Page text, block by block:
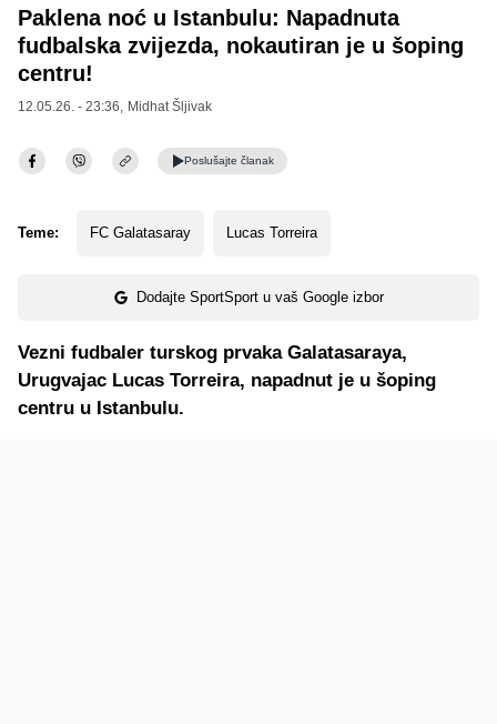
Paklena noć u Istanbulu: Napadnuta
fudbalska zvijezda, nokautiran je u šoping
centru!
12.05.26. - 23:36, Midhat Šljivak
Poslušajte članak
Teme: FC Galatasaray Lucas Torreira
Dodajte SportSport u vaš Google izbor
Vezni fudbaler turskog prvaka Galatasaraya,
Urugvajac Lucas Torreira, napadnut je u šoping
centru u Istanbulu.